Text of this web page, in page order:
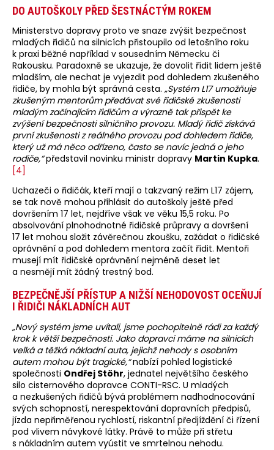
DO AUTOŠKOLY PŘED ŠESTNÁCTÝM ROKEM
Ministerstvo dopravy proto ve snaze zvýšit bezpečnost
mladých řidičů na silnicích přistoupilo od letošního roku
k praxi běžné například v sousedním Německu či
Rakousku. Paradoxně se ukazuje, že dovolit řídit lidem ještě
mladším, ale nechat je vyjezdit pod dohledem zkušeného
řidiče, by mohla být správná cesta. „Systém L17 umožňuje
zkušeným mentorům předávat své řidičské zkušenosti
mladým začínajícím řidičům a výrazně tak přispět ke
zvýšení bezpečnosti silničního provozu. Mladý řidič získává
první zkušenosti z reálného provozu pod dohledem řidiče,
který už má něco odřízeno, často se navíc jedná o jeho
rodiče,“představil novinku ministr dopravy Martin Kupka.
[4]
Uchazeči o řidičák, kteří mají o takzvaný režim L17 zájem,
se tak nově mohou přihlásit do autoškoly ještě před
dovršením 17 let, nejdříve však ve věku 15,5 roku. Po
absolvování plnohodnotné řidičské průpravy a dovršení
17 let mohou složit závěrečnou zkoušku, zažádat o řidičské
oprávnění a pod dohledem mentora začít řídit. Mentoři
musejí mít řidičské oprávnění nejméně deset let
a nesmějí mít žádný trestný bod.
BEZPEČNĚJŠÍ PŘÍSTUP A NIŽŠÍ NEHODOVOST OCEŇUJÍ
I ŘIDIČI NÁKLADNÍCH AUT
„Nový systém jsme uvítali, jsme pochopitelně rádi za každý
krok k větší bezpečnosti. Jako dopravci máme na silnicích
velká a těžká nákladní auta, jejichž nehody s osobním
autem mohou být tragické,“nabízí pohled logistické
společnosti Ondřej Stöhr, jednatel největšího českého
silo cisternového dopravce CONTI-RSC. U mladých
a nezkušených řidičů bývá problémem nadhodnocování
svých schopností, nerespektování dopravních předpisů,
jízda nepřiměřenou rychlostí, riskantní předjíždění či řízení
pod vlivem návykové látky. Právě to může při střetu
s nákladním autem vyústit ve smrtelnou nehodu.